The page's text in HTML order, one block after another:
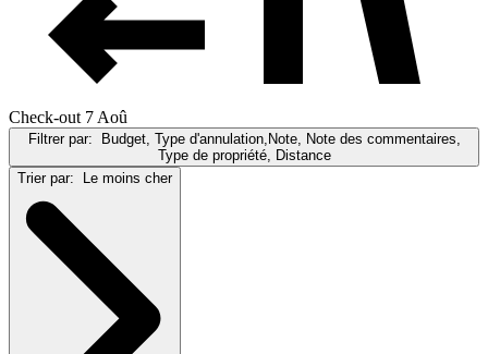
Check-out 7 Aoû
Filtrer par: Budget, Type d'annulation,Note, Note des commentaires,
Type de propriété, Distance
Trier par: Le moins cher